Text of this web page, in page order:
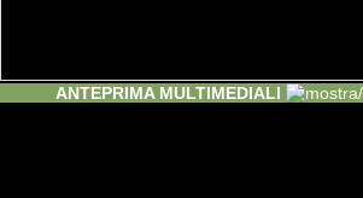
ANTEPRIMA MULTIMEDIALI